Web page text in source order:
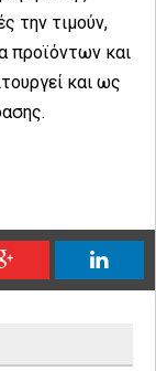
την τιμούν,
προϊόντων και
και ως